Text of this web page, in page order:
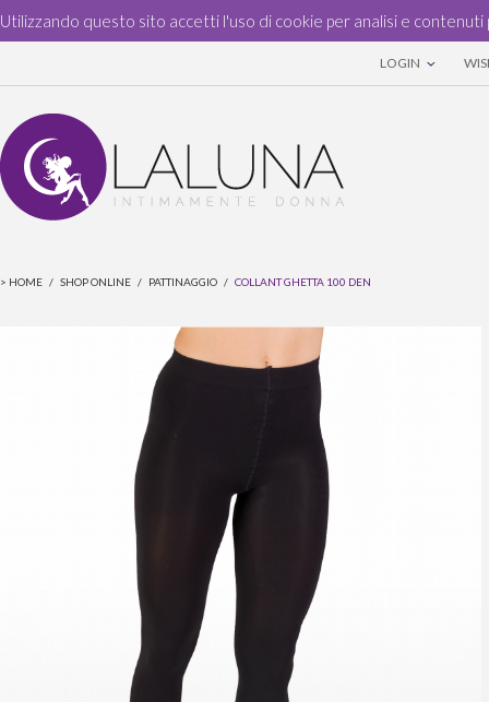
Utilizzando questo sito accetti l'uso di cookie per analisi e contenuti
LOGIN
> HOME / SHOP ONLINE / PATTINAGGIO / COLLANT GHETTA 100 DEN